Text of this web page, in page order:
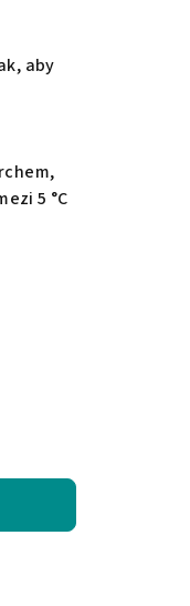
aby
5 °C